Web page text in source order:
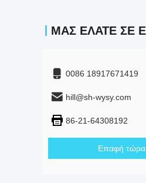
0086 18917671419
hill@sh-wysy.com
86-21-64308192
Επαφή τώρα